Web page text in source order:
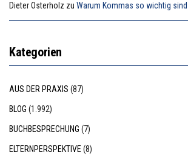
Dieter Osterholz zu Warum Kommas so wichtig sind
Kategorien
AUS DER PRAXIS (87)
BLOG (1.992)
BUCHBESPRECHUNG (7)
ELTERNPERSPEKTIVE (8)